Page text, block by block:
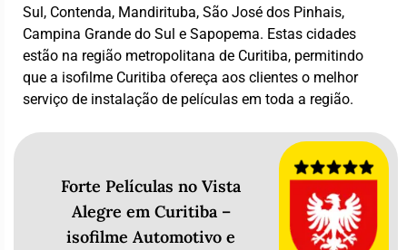
Sul, Contenda, Mandirituba, São José dos Pinhais,
Campina Grande do Sul e Sapopema. Estas cidades
estão na região metropolitana de Curitiba, permitindo
que a isofilme Curitiba ofereça aos clientes o melhor
serviço de instalação de películas em toda a região.
Forte Películas no Vista
Alegre em Curitiba –
isofilme Automotivo e